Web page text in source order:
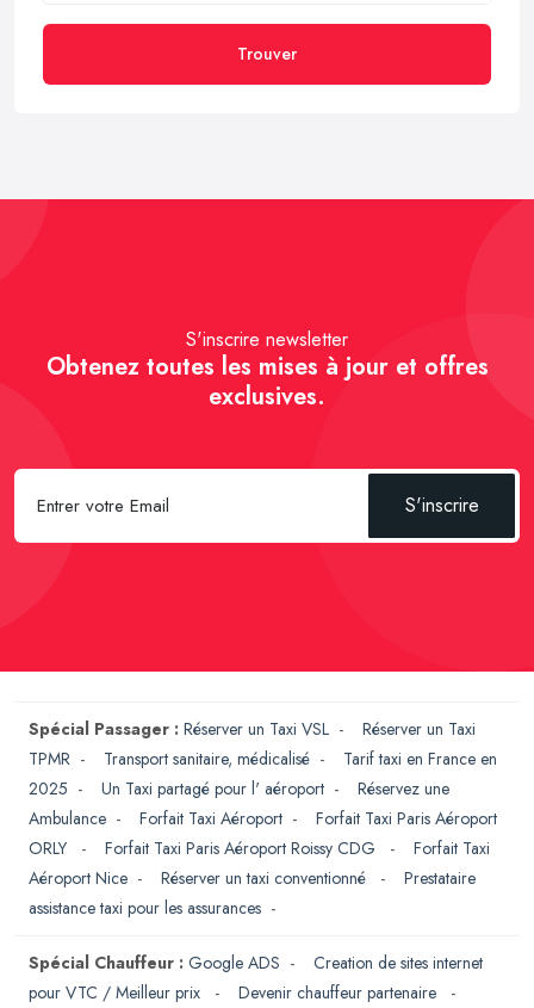
Trouver
S'inscrire newsletter
Obtenez toutes les mises à jour et offres
exclusives.
S'inscrire
Spécial Passager : Réserver un Taxi VSL - Réserver un Taxi
TPMR - Transport sanitaire, médicalisé - Tarif taxi en France en
2025 - Un Taxi partagé pour l' aéroport - Réservez une
Ambulance - Forfait Taxi Aéroport - Forfait Taxi Paris Aéroport
ORLY
- Forfait Taxi Paris Aéroport Roissy CDG - Forfait Taxi
Aéroport Nice - Réserver un taxi conventionné - Prestataire
assistance taxi pour les assurances -
Spécial Chauffeur : Google ADS - Creation de sites internet
pour VTC / Meilleur prix
- Devenir chauffeur partenaire
-